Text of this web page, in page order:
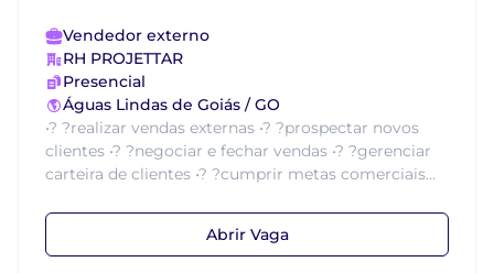
Vendedor externo
RH PROJETTAR
Presencial
Águas Lindas de Goiás / GO
•? ?realizar vendas externas •? ?prospectar novos
clientes •? ?negociar e fechar vendas •? ?gerenciar
carteira de clientes •? ?cumprir metas comerciais...
Abrir Vaga